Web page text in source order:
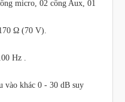
micro, 02 cổng Aux, 01
Ω (70 V).
Hz .
vào khác 0 - 30 dB suy